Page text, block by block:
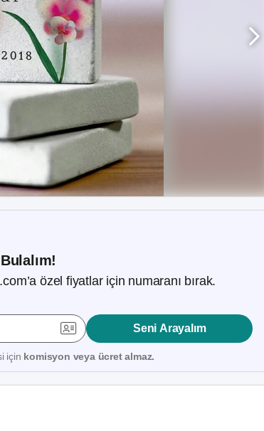
özel fiyatlar için numaranı bırak.
Seni Arayalım
için komisyon veya ücret almaz.